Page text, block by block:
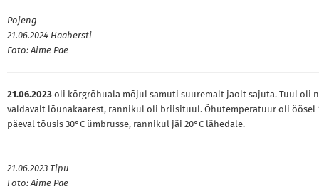
Pojeng
21.06.2024 Haabersti
Foto: Aime Pae
21.06.2023 oli kõrgrõhuala mõjul samuti suuremalt jaolt sajuta. Tuul oli
valdavalt lõunakaarest, rannikul oli briisituul. Õhutemperatuur oli öösel
päeval tõusis 30°C ümbrusse, rannikul jäi 20°C lähedale.
21.06.2023 Tipu
Foto: Aime Pae